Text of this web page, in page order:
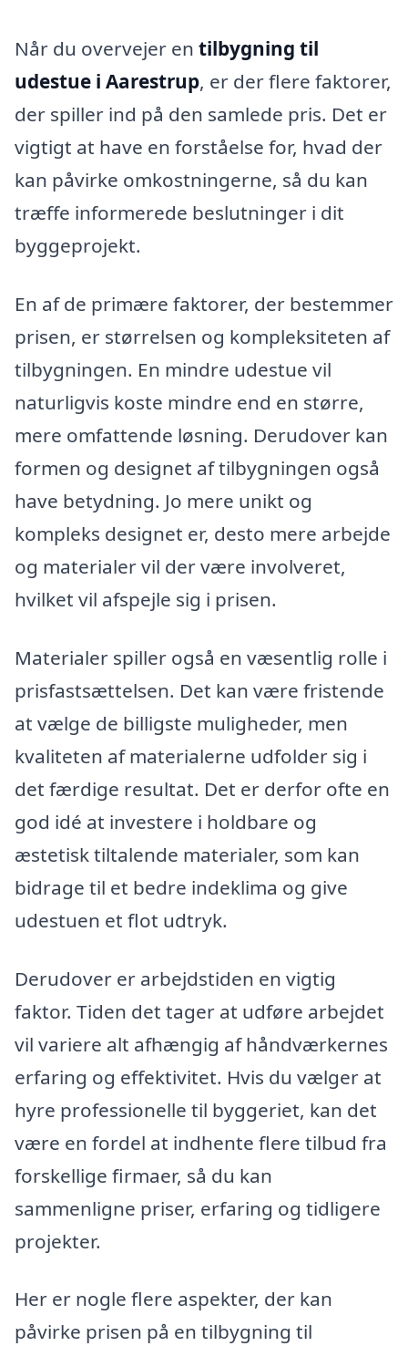
Når du overvejer en tilbygning til
udestue i Aarestrup, er der flere faktorer,
der spiller ind på den samlede pris. Det er
vigtigt at have en forståelse for, hvad der
kan påvirke omkostningerne, så du kan
træffe informerede beslutninger i dit
byggeprojekt.
En af de primære faktorer, der bestemmer
prisen, er størrelsen og kompleksiteten af
tilbygningen. En mindre udestue vil
naturligvis koste mindre end en større,
mere omfattende løsning. Derudover kan
formen og designet af tilbygningen også
have betydning. Jo mere unikt og
kompleks designet er, desto mere arbejde
og materialer vil der være involveret,
hvilket vil afspejle sig i prisen.
Materialer spiller også en væsentlig rolle i
prisfastsættelsen. Det kan være fristende
at vælge de billigste muligheder, men
kvaliteten af materialerne udfolder sig i
det færdige resultat. Det er derfor ofte en
god idé at investere i holdbare og
æstetisk tiltalende materialer, som kan
bidrage til et bedre indeklima og give
udestuen et flot udtryk.
Derudover er arbejdstiden en vigtig
faktor. Tiden det tager at udføre arbejdet
vil variere alt afhængig af håndværkernes
erfaring og effektivitet. Hvis du vælger at
hyre professionelle til byggeriet, kan det
være en fordel at indhente flere tilbud fra
forskellige firmaer, så du kan
sammenligne priser, erfaring og tidligere
projekter.
Her er nogle flere aspekter, der kan
påvirke prisen på en tilbygning til